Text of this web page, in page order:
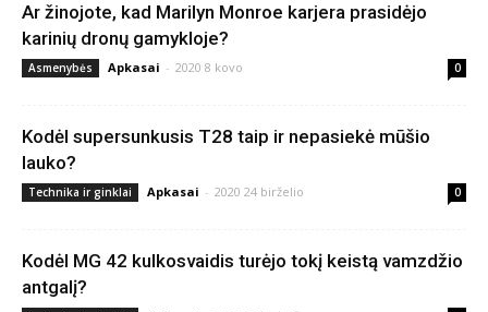
Ar žinojote, kad Marilyn Monroe karjera prasidėjo
karinių dronų gamykloje?
Asmenybės Apkasai - 2020 8 kovo 0
Kodėl supersunkusis T28 taip ir nepasiekė mūšio
lauko?
Technika ir ginklai Apkasai - 2020 24 birželio 0
Kodėl MG 42 kulkosvaidis turėjo tokį keistą vamzdžio
antgalį?